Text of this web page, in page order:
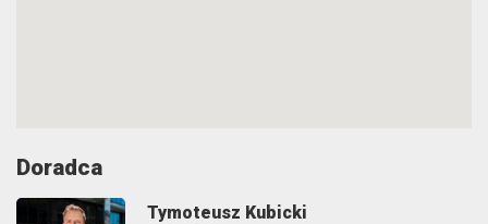
Doradca
Tymoteusz Kubicki